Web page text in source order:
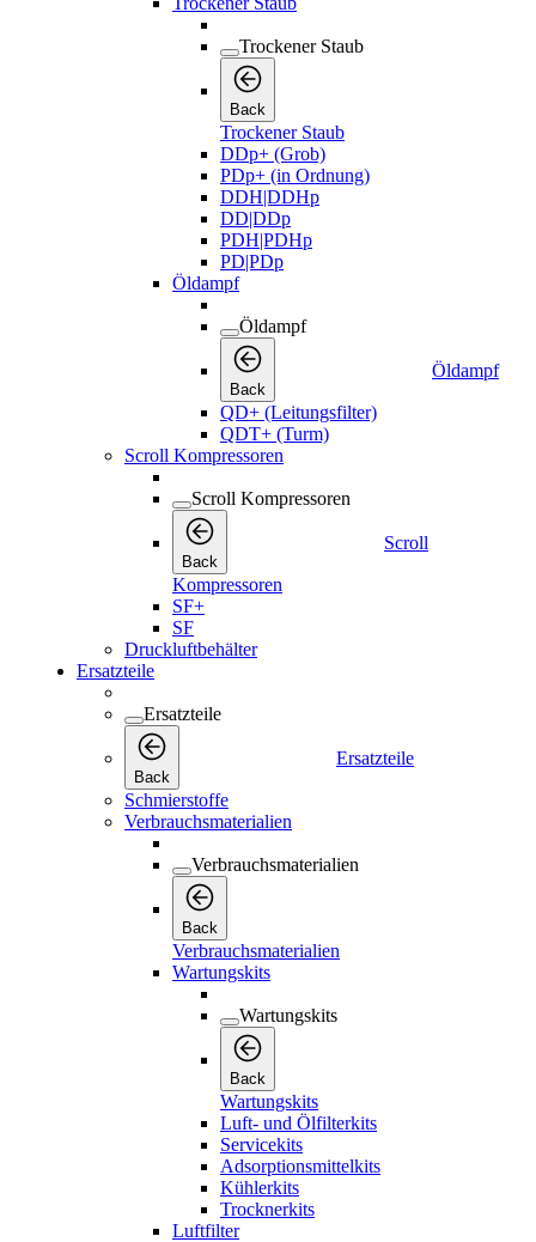
Trockener Staub
Back
Trockener Staub
DDp+ (Grob)
PDp+ (in Ordnung)
DDH|DDHp
DD|DDp
PDH|PDHp
PD|PDp
Öldampf
Öldampf
Back
Öldampf
QD+ (Leitungsfilter)
QDT+ (Turm)
Scroll Kompressoren
Scroll Kompressoren
Back
Scroll
Kompressoren
SF+
SF
Druckluftbehälter
Ersatzteile
Ersatzteile
Back
Ersatzteile
Schmierstoffe
Verbrauchsmaterialien
Verbrauchsmaterialien
Back
Verbrauchsmaterialien
Wartungskits
Wartungskits
Back
Wartungskits
Luft- und Ölfilterkits
Servicekits
Adsorptionsmittelkits
Kühlerkits
Trocknerkits
Luftfilter